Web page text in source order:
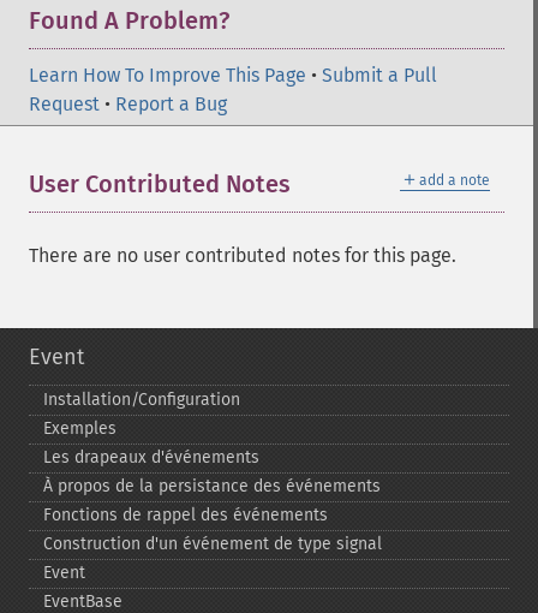
Found A Problem?
Learn How To Improve This Page • Submit a Pull
Request • Report a Bug
＋ add a note
User Contributed Notes
There are no user contributed notes for this page.
Event
Installation/Configuration
Exemples
Les drapeaux d'événements
À propos de la persistance des événements
Fonctions de rappel des événements
Construction d'un événement de type signal
Event
EventBase